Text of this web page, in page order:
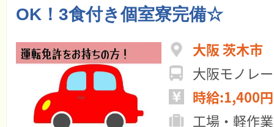
OK！3食付き個室寮完備☆
大阪 茨木市
大阪モノレ
時給:1,400
工場・軽作